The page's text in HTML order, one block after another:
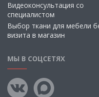
Видеоконсультация со
специалистом
Выбор ткани для мебели
визита в магазин
МЫ В СОЦСЕТЯХ